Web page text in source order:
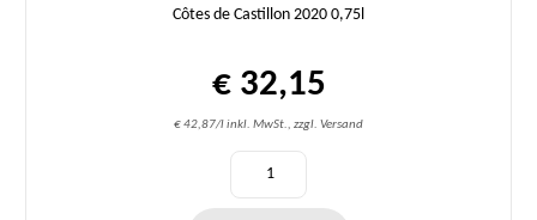
Côtes de Castillon 2020 0,75l
€ 32,15
€ 42,87/l inkl. MwSt., zzgl. Versand